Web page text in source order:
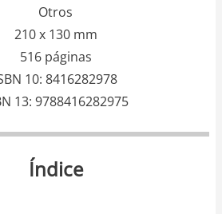
Otros
210 x 130 mm
516 páginas
10 8416282978
13 9788416282975
Índice